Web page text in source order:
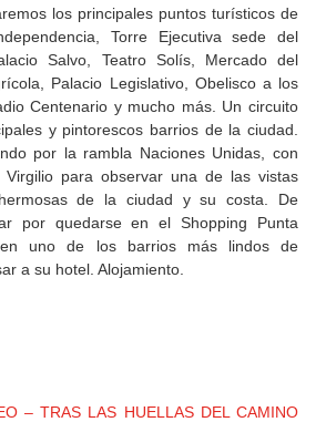
los principales puntos turísticos de
Torre Ejecutiva sede del
Salvo, Teatro Solís, Mercado del
Palacio Legislativo, Obelisco a los
Centenario y mucho más. Un circuito
y pintorescos barrios de la ciudad.
por la rambla Naciones Unidas, con
para observar una de las vistas
de la ciudad y su costa. De
por quedarse en el Shopping Punta
en uno de los barrios más lindos de
a su hotel. Alojamiento.
– TRAS LAS HUELLAS DEL CAMINO